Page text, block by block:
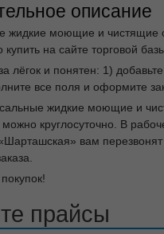
описание
жидкие моющие и чистящие
на сайте торговой
лёгок и понятен: 1)
все поля и оформите
жидкие моющие и
можно круглосуточно. В
вам перезвонят
прайсы